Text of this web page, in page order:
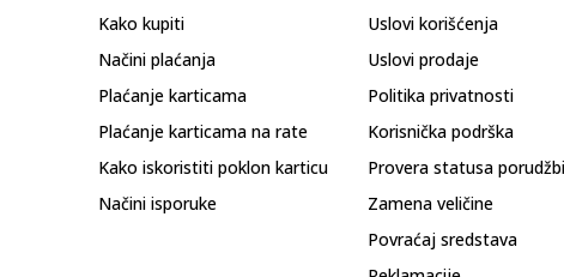
Kako kupiti
Načini plaćanja
Plaćanje karticama
Plaćanje karticama na rate
Kako iskoristiti poklon karticu
Načini isporuke
Uslovi korišćenja
Uslovi prodaje
Politika privatnosti
Korisnička podrška
Provera statusa
Zamena veličine
Povraćaj sredstava